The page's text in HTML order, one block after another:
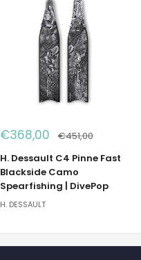
Prezzo
scontato
€368,00 Prezzo
€451,00
H. Dessault C4 Pinne Fast
Blackside Camo
Spearfishing | DivePop
H. DESSAULT